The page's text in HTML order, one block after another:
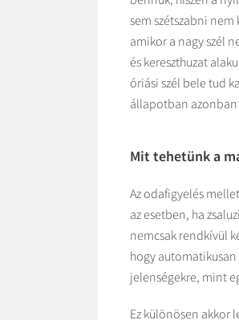
sem szétszabni
amikor a nagy szél
és kereszthuzat
óriási szél bele tud
állapotban azonban
Mit tehetünk a
Az odafigyelés
az esetben, ha
nemcsak rendkívül
hogy
jelenségekre, mint
Ez különösen akkor